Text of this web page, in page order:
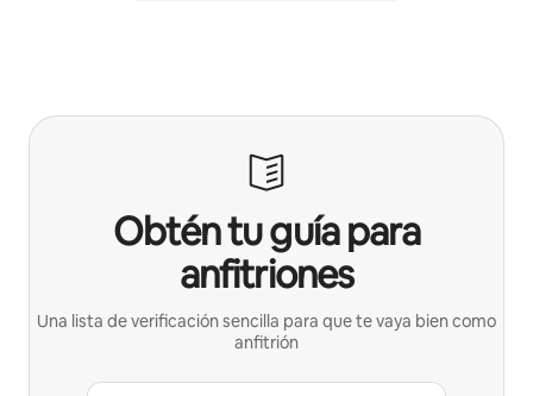
Obtén tu guía para
anfitriones
Una lista de verificación sencilla para que te vaya bien como
anfitrión